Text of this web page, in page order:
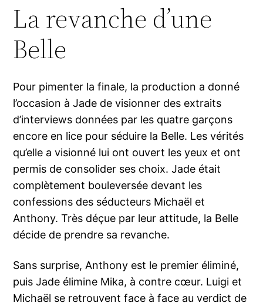
La revanche d’une
Belle
Pour pimenter la finale, la production a donné
l’occasion à Jade de visionner des extraits
d’interviews données par les quatre garçons
encore en lice pour séduire la Belle. Les vérités
qu’elle a visionné lui ont ouvert les yeux et ont
permis de consolider ses choix. Jade était
complètement bouleversée devant les
confessions des séducteurs Michaël et
Anthony. Très déçue par leur attitude, la Belle
décide de prendre sa revanche.
Sans surprise, Anthony est le premier éliminé,
puis Jade élimine Mika, à contre cœur. Luigi et
Michaël se retrouvent face à face au verdict de